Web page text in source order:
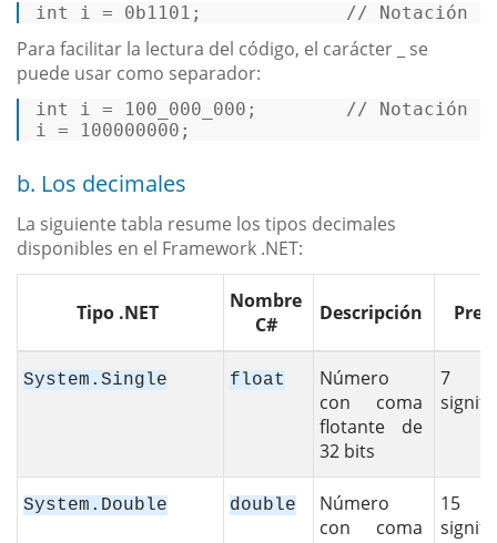
int i = 0b1101 ; // Notación
Para facilitar la lectura del código, el carácter _ se
puede usar como separador:
int i = 100 _000_000; // Notación
i =
100000000 ;
b. Los decimales
La siguiente tabla resume los tipos decimales
disponibles en el Framework .NET:
Tipo .NET
Nombre
C#
Descripción
System.Single float
Número
con coma
flotante de
32 bits
7
System.Double double
Número
con coma
15